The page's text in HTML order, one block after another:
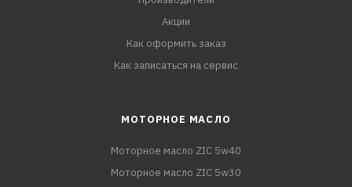
Акции
Как оформить заказ
Как записаться на сервис
МОТОРНОЕ МАСЛО
Моторное масло ZIC 5w40
Моторное масло ZIC 5w30